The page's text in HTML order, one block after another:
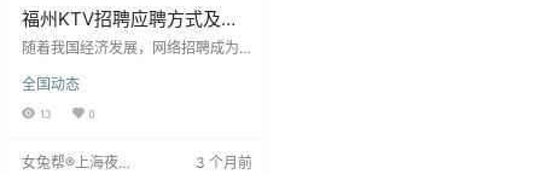
福州KTV招聘应聘方式及网
络招聘优势
随着我国经济发展，网络招聘成为
过网络应聘，应聘者无需现场，简
化流程并提高效率，同时招聘方能
普及推动了招聘行业变革，为KTV
全国动态
13 0
女兔帮®上海夜场
3 个月前